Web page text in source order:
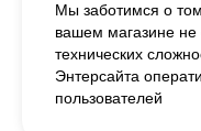
Мы заботимся о
вашем магазине не
технических
Энтерсайта
пользователей